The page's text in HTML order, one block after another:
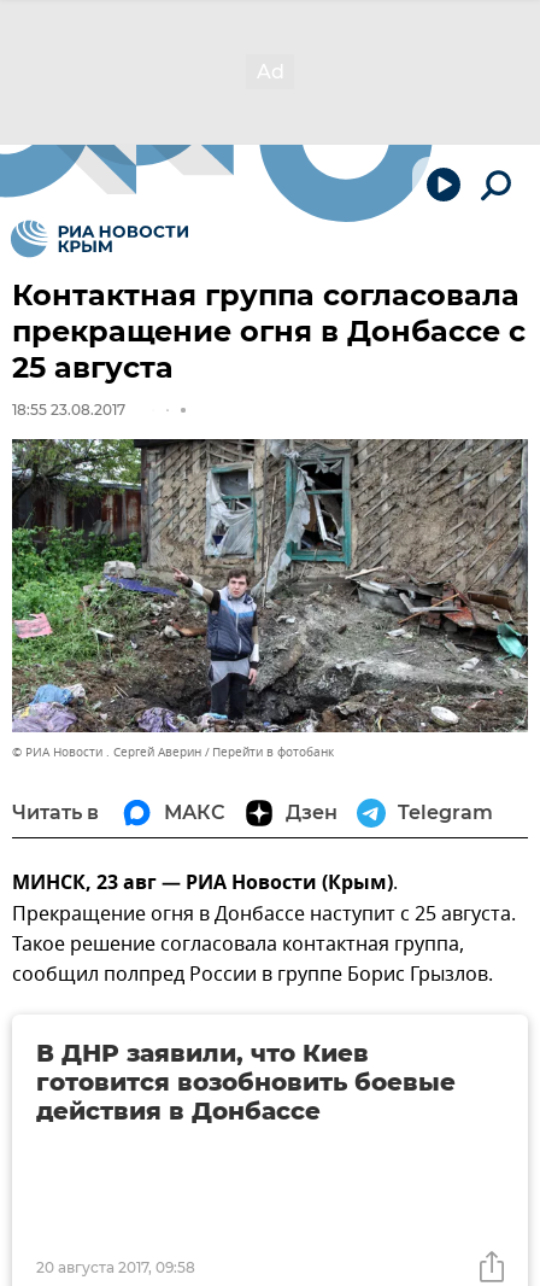
Контактная группа согласовала
прекращение огня в Донбассе с
25 августа
18:55 23.08.2017
© РИА Новости . Сергей Аверин Перейти в фотобанк
Читать в МАКС Дзен Telegram
МИНСК, 23 авг — РИА Новости (Крым).
Прекращение огня в Донбассе наступит с 25 августа.
Такое решение согласовала контактная группа,
сообщил полпред России в группе Борис Грызлов.
20 августа 2017, 09:58
В ДНР заявили, что Киев
готовится возобновить боевые
действия в Донбассе